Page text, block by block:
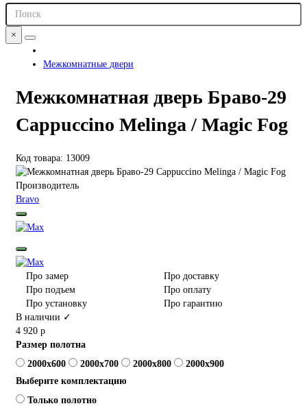
×
Межкомнатные двери
Межкомнатная дверь Браво-29
Cappuccino Melinga / Magic Fog
Код товара: 13009
Производитель
Bravo
Про замер
Про доставку
Про подъем
Про оплату
Про установку
Про гарантию
В наличии ✓
4 920 р
Размер полотна
2000x600
2000x700 2000x800
2000x900
Выберите комплектацию
Только полотно